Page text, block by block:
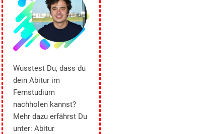
Wusstest Du, dass du
dein Abitur im
Fernstudium
nachholen kannst?
Mehr dazu erfährst Du
unter:Abitur